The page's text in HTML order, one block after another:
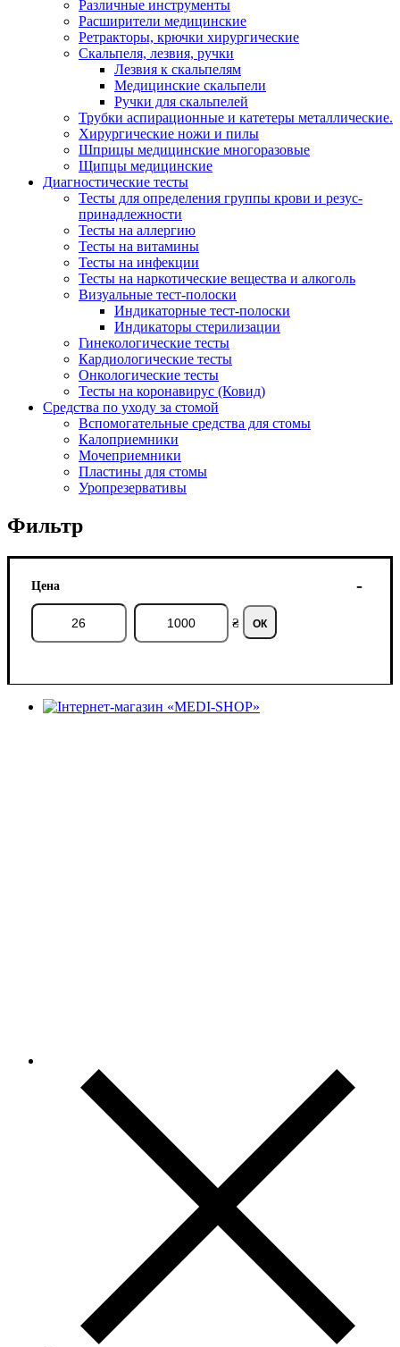
Различные инструменты
Расширители медицинские
Ретракторы, крючки хирургические
Скальпеля, лезвия, ручки
Лезвия к скальпелям
Медицинские скальпели
Ручки для скальпелей
Трубки аспирационные и катетеры металлические.
Хирургические ножи и пилы
Шприцы медицинские многоразовые
Щипцы медицинские
Диагностические тесты
Тесты для определения группы крови и резус-
принадлежности
Тесты на аллергию
Тесты на витамины
Тесты на инфекции
Тесты на наркотические вещества и алкоголь
Визуальные тест-полоски
Индикаторные тест-полоски
Индикаторы стерилизации
Гинекологические тесты
Кардиологические тесты
Онкологические тесты
Тесты на коронавирус (Ковид)
Средства по уходу за стомой
Вспомогательные средства для стомы
Калоприемники
Мочеприемники
Пластины для стомы
Уропрезервативы
Фильтр
Цена
₴ ОК